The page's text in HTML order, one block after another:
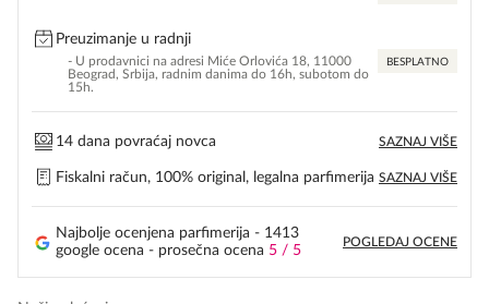
Preuzimanje u radnji
- U prodavnici na adresi Miće Orlovića 18, 11000
Beograd, Srbija, radnim danima do 16h, subotom do
15h.
BESPLATNO
14 dana povraćaj novca SAZNAJ VIŠE
Fiskalni račun, 100% original, legalna parfimerija SAZNAJ VIŠE
Najbolje ocenjena parfimerija - 1413
google ocena - prosečna ocena 5 / 5
POGLEDAJ OCENE